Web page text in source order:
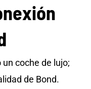
coche de lujo;
de Bond.